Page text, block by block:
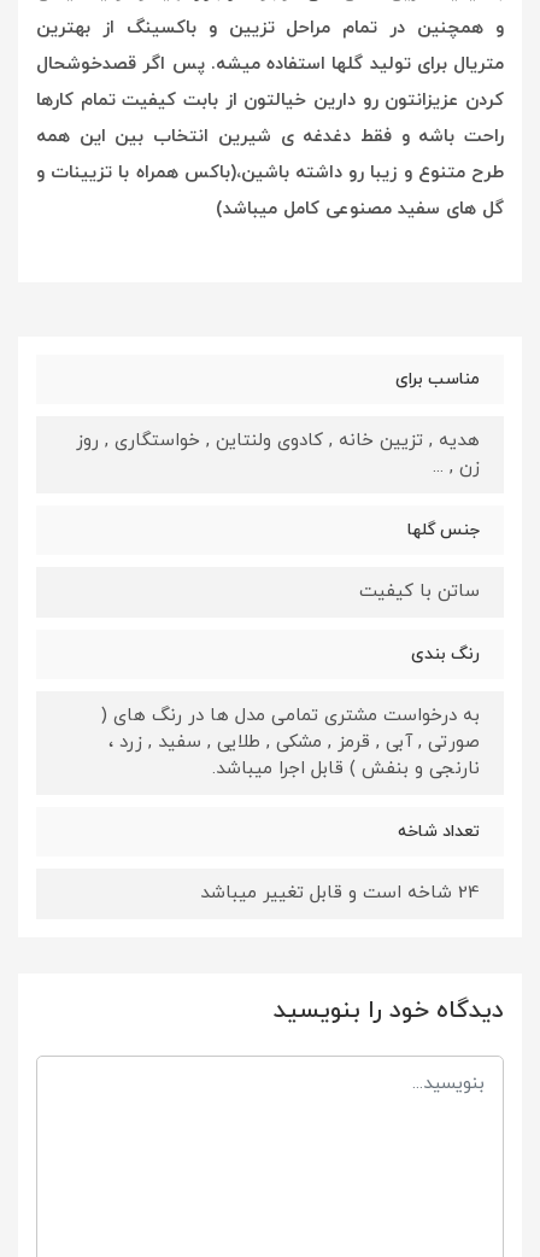
و همچنین در تمام مراحل تزیین و باکسینگ از بهترین
متریال برای تولید گلها استفاده میشه. پس اگر قصدخوشحال
کردن عزیزانتون رو دارین خیالتون از بابت کیفیت تمام کارها
راحت باشه و فقط دغدغه ی شیرین انتخاب بین این همه
طرح متنوع و زیبا رو داشته باشین،(باکس همراه با تزیینات و
گل های سفید مصنوعی کامل میباشد)
مناسب برای
هدیه , تزیین خانه , کادوی ولنتاین , خواستگاری , روز
زن , ...
جنس گلها
ساتن با کیفیت
رنگ بندی
به درخواست مشتری تمامی مدل ها در رنگ های (
صورتی , آبی , قرمز , مشکی , طلایی , سفید , زرد ،
نارنجی و بنفش ) قابل اجرا میباشد.
تعداد شاخه
24 شاخه است و قابل تغییر میباشد
دیدگاه خود را بنویسید